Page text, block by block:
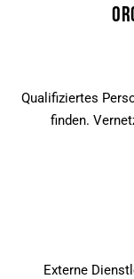
Qualifiziertes
finden.
Externe